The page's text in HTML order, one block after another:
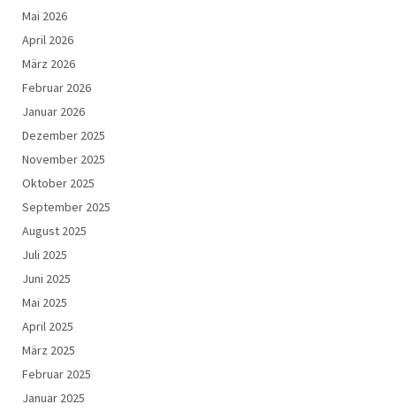
Mai 2026
April 2026
März 2026
Februar 2026
Januar 2026
Dezember 2025
November 2025
Oktober 2025
September 2025
August 2025
Juli 2025
Juni 2025
Mai 2025
April 2025
März 2025
Februar 2025
Januar 2025